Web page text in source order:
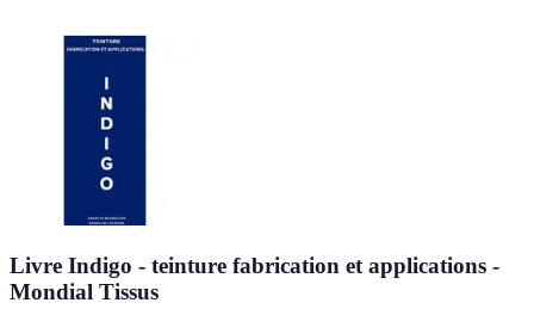
Livre Indigo - teinture fabrication et applications -
Mondial Tissus